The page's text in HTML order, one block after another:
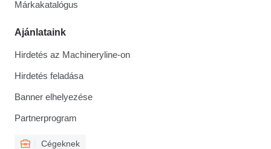
Márkakatalógus
Ajánlataink
Hirdetés az Machineryline-on
Hirdetés feladása
Banner elhelyezése
Partnerprogram
Cégeknek